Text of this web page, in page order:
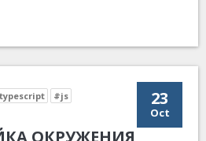
23
Oct
#js
ОКРУЖЕНИЯ